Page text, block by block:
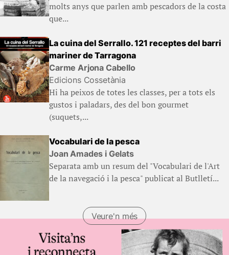
molts anys que parlen amb pescadors de la costa
que...
La cuina del Serrallo. 121 receptes del barri
mariner de Tarragona
Carme Arjona Cabello
Edicions Cossetània
Hi ha peixos de totes les classes, per a tots els
gustos i paladars, des del bon gourmet
(suquets,...
Vocabulari de la pesca
Joan Amades i Gelats
Separata amb un resum del "Vocabulari de l'Art
de la navegació i la pesca" publicat al Butlletí...
Veure'n més